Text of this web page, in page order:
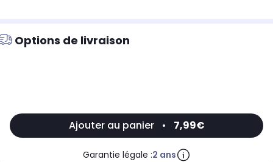
Options de livraison
Ajouter au panier • 7,99€
Garantie légale :2 ans